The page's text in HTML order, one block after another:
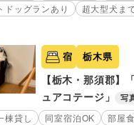
ドッグランあり
超大型犬ま
宿 栃木県
【栃木・那須郡】
ュアコテージ」
写
棟貸し 同室宿泊OK
部屋